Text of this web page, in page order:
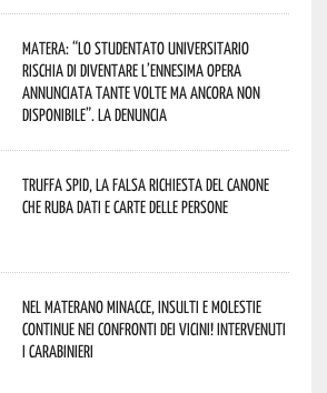
Matera: “Lo studentato universitario
rischia di diventare l’ennesima opera
annunciata tante volte ma ancora non
disponibile”. La denuncia
Truffa Spid, la falsa richiesta del canone
che ruba dati e carte delle persone
Nel materano minacce, insulti e molestie
continue nei confronti dei vicini! Intervenuti
i Carabinieri